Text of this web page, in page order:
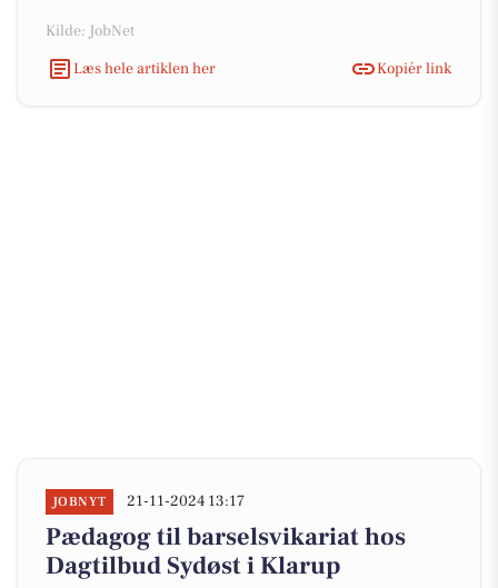
Kilde: JobNet
Læs hele artiklen her
Kopiér link
JOBNYT 21-11-2024 13:17
Pædagog til barselsvikariat hos
Dagtilbud Sydøst i Klarup